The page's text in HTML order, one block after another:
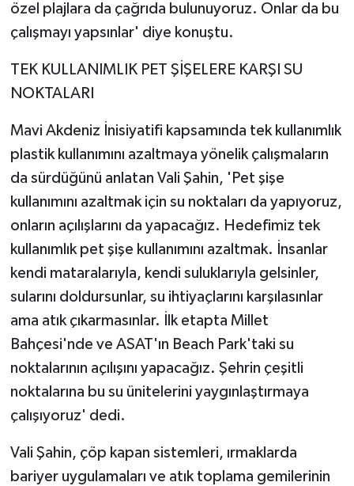
özel plajlara da çağrıda bulunuyoruz. Onlar da bu
çalışmayı yapsınlar' diye konuştu.
TEK KULLANIMLIK PET ŞİŞELERE KARŞI SU
NOKTALARI
Mavi Akdeniz İnisiyatifi kapsamında tek kullanımlık
plastik kullanımını azaltmaya yönelik çalışmaların
da sürdüğünü anlatan Vali Şahin, 'Pet şişe
kullanımını azaltmak için su noktaları da yapıyoruz,
onların açılışlarını da yapacağız. Hedefimiz tek
kullanımlık pet şişe kullanımını azaltmak. İnsanlar
kendi mataralarıyla, kendi suluklarıyla gelsinler,
sularını doldursunlar, su ihtiyaçlarını karşılasınlar
ama atık çıkarmasınlar. İlk etapta Millet
Bahçesi'nde ve ASAT'ın Beach Park'taki su
noktalarının açılışını yapacağız. Şehrin çeşitli
noktalarına bu su ünitelerini yaygınlaştırmaya
çalışıyoruz' dedi.
Vali Şahin, çöp kapan sistemleri, ırmaklarda
bariyer uygulamaları ve atık toplama gemilerinin